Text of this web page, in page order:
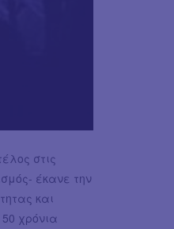
στις
έκανε την
και
χρόνια